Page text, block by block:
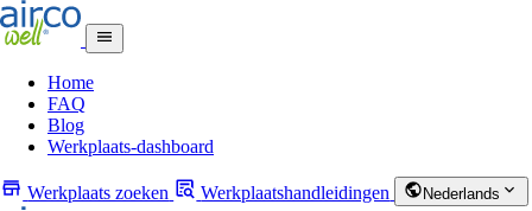
Home
FAQ
Blog
Werkplaats-dashboard
Werkplaats zoeken Werkplaatshandleidingen Nederlands